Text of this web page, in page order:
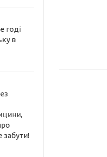
годі
в
забути!